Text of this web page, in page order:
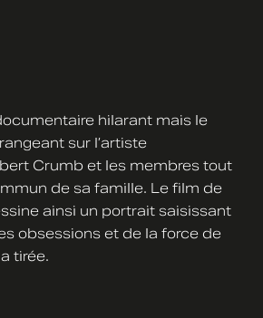
hilarant mais le
sur l’artiste
Crumb et les membres tout
de sa famille. Le film de
ainsi un portrait saisissant
obsessions et de la force de
tirée.